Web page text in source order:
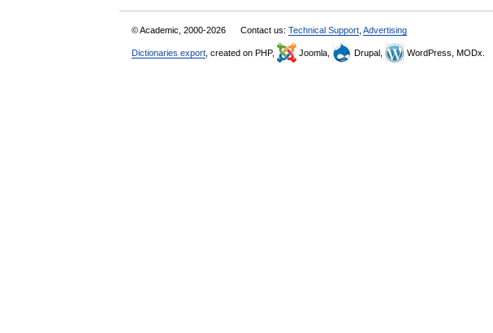
© Academic, 2000-2026 Contact us: Technical Support Advertising
Dictionaries export , created on PHP, Joomla, Drupal, WordPress, MODx.